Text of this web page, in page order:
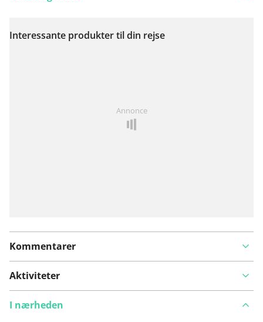
Se på kort
Interessante produkter til din rejse
Annonce
Kommentarer
Aktiviteter
I nærheden